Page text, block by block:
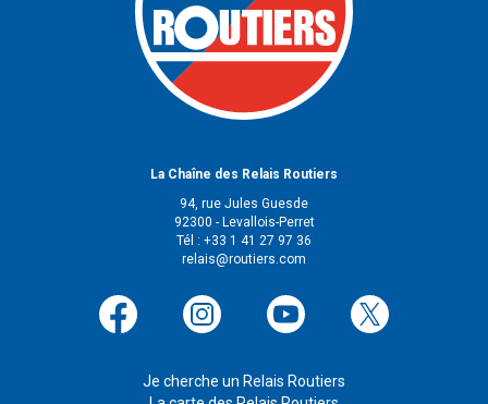
La Chaîne des Relais Routiers
94, rue Jules Guesde
92300 - Levallois-Perret
Tél : +33 1 41 27 97 36
relais@routiers.com
Je cherche un Relais Routiers